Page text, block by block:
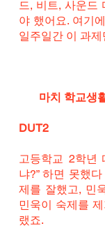
드, 비트, 사운드
야 했어요. 여기
일주일간 이 과
마치 학교생
DUT2
고등학교 2학년
냐?” 하면 못했
제를 잘했고, 민
민욱이 숙제를
랬죠.